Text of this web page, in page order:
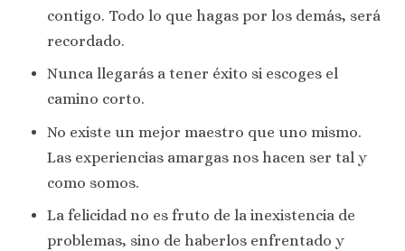
contigo. Todo lo que hagas por los demás, será
recordado.
Nunca llegarás a tener éxito si escoges el
camino corto.
No existe un mejor maestro que uno mismo.
Las experiencias amargas nos hacen ser tal y
como somos.
La felicidad no es fruto de la inexistencia de
problemas, sino de haberlos enfrentado y